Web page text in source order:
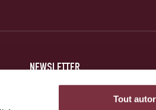
Tout
NEWSLETTER
Inscrivez-vous et soyez au courant des